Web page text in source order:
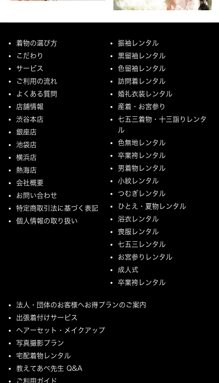
着物の選び方
こだわり
サービス
ご利用の流れ
よくある質問
店舗情報
渋谷本店
銀座店
池袋店
横浜店
熱海店
会社概要
お問い合わせ
特定商取引法に基づく表記
個人情報の取り扱い
振袖レンタル
黒留袖レンタル
色留袖レンタル
訪問着レンタル
婚礼衣装レンタル
産着・お宮参り
七五三着物・十三詣りレンタ
ル
色無地レンタル
卒業袴レンタル
男着物レンタル
小紋レンタル
つむぎレンタル
ひとえ・夏物レンタル
浴衣レンタル
喪服レンタル
七五三レンタル
お宮参りレンタル
成人式
卒業袴レンタル
法人・団体のお客様へお得プランのご案内
出張着付けサービス
ヘアーセット・メイクアップ
写真撮影プラン
宅配着物レンタル
教えてあべ先生 Q&A
ご利用ガイド